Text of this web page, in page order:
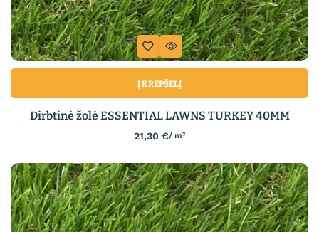
Į KREPŠELĮ
Dirbtinė žolė ESSENTIAL LAWNS TURKEY 40MM
21,30 €/ m²